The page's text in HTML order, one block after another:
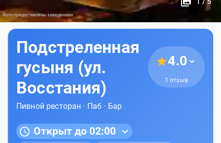
Фото предоставлены заведением
Подстреленная
гусыня (ул.
Восстания)
4.0
1 отзыв
Пивной ресторан · Паб · Бар
Открыт до 02:00